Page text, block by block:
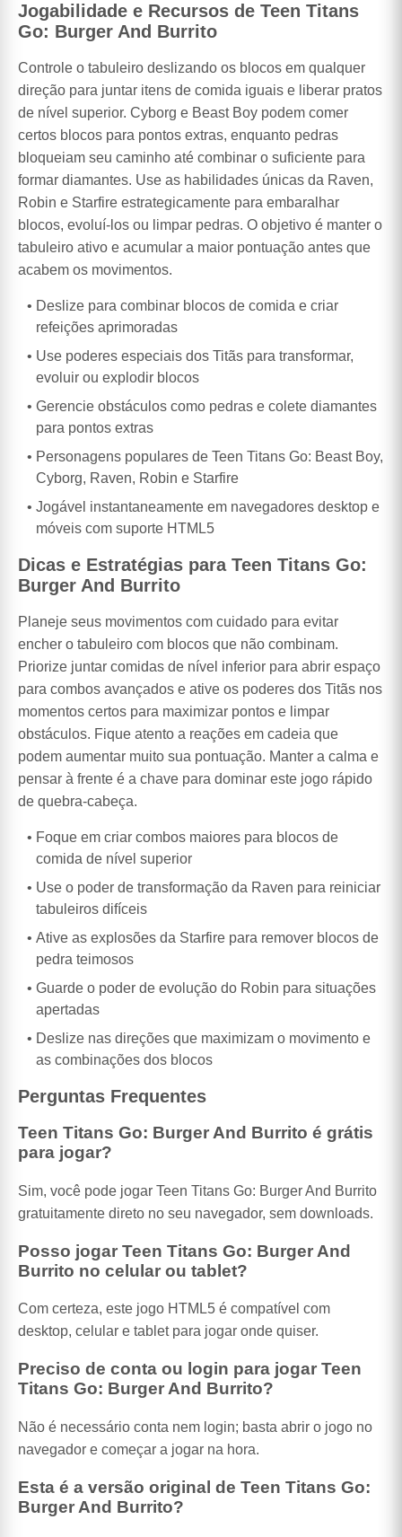
Jogabilidade e Recursos de Teen Titans
Go: Burger And Burrito
Controle o tabuleiro deslizando os blocos em qualquer
direção para juntar itens de comida iguais e liberar pratos
de nível superior. Cyborg e Beast Boy podem comer
certos blocos para pontos extras, enquanto pedras
bloqueiam seu caminho até combinar o suficiente para
formar diamantes. Use as habilidades únicas da Raven,
Robin e Starfire estrategicamente para embaralhar
blocos, evoluí-los ou limpar pedras. O objetivo é manter o
tabuleiro ativo e acumular a maior pontuação antes que
acabem os movimentos.
Deslize para combinar blocos de comida e criar
refeições aprimoradas
Use poderes especiais dos Titãs para transformar,
evoluir ou explodir blocos
Gerencie obstáculos como pedras e colete diamantes
para pontos extras
Personagens populares de Teen Titans Go: Beast Boy,
Cyborg, Raven, Robin e Starfire
Jogável instantaneamente em navegadores desktop e
móveis com suporte HTML5
Dicas e Estratégias para Teen Titans Go:
Burger And Burrito
Planeje seus movimentos com cuidado para evitar
encher o tabuleiro com blocos que não combinam.
Priorize juntar comidas de nível inferior para abrir espaço
para combos avançados e ative os poderes dos Titãs nos
momentos certos para maximizar pontos e limpar
obstáculos. Fique atento a reações em cadeia que
podem aumentar muito sua pontuação. Manter a calma e
pensar à frente é a chave para dominar este jogo rápido
de quebra-cabeça.
Foque em criar combos maiores para blocos de
comida de nível superior
Use o poder de transformação da Raven para reiniciar
tabuleiros difíceis
Ative as explosões da Starfire para remover blocos de
pedra teimosos
Guarde o poder de evolução do Robin para situações
apertadas
Deslize nas direções que maximizam o movimento e
as combinações dos blocos
Perguntas Frequentes
Teen Titans Go: Burger And Burrito é grátis
para jogar?
Sim, você pode jogar Teen Titans Go: Burger And Burrito
gratuitamente direto no seu navegador, sem downloads.
Posso jogar Teen Titans Go: Burger And
Burrito no celular ou tablet?
Com certeza, este jogo HTML5 é compatível com
desktop, celular e tablet para jogar onde quiser.
Preciso de conta ou login para jogar Teen
Titans Go: Burger And Burrito?
Não é necessário conta nem login; basta abrir o jogo no
navegador e começar a jogar na hora.
Esta é a versão original de Teen Titans Go:
Burger And Burrito?